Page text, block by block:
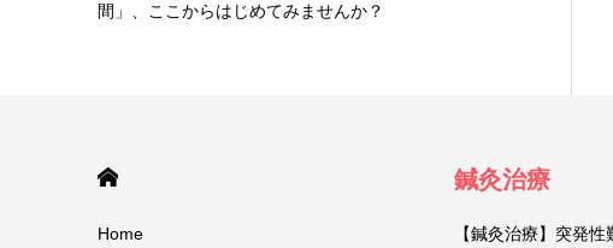
間」、ここからはじめてみませんか？
Home
鍼灸治療
【鍼灸治療】突発性